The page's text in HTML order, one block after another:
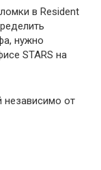
в Resident
нужно
STARS на
независимо от